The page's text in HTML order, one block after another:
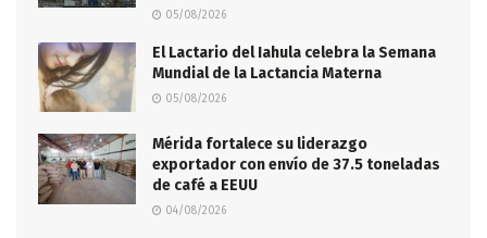
05/08/2026
El Lactario del Iahula celebra la Semana
Mundial de la Lactancia Materna
05/08/2026
Mérida fortalece su liderazgo
exportador con envío de 37.5 toneladas
de café a EEUU
04/08/2026